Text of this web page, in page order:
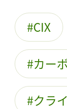
CIX
カー
クラ